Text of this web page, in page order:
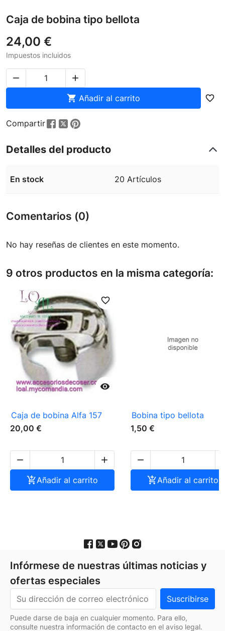
Caja de bobina tipo bellota
24,00 €
Impuestos incluidos


 Añadir al carrito favorite_border
Compartir
Detalles del producto
En stock 20 Artículos
Comentarios (0)
No hay reseñas de clientes en este momento.
9 otros productos en la misma categoría:

favorite_border
Caja de bobina Alfa 157
20,00 €


Añadir al carrito
Bobina tipo bellota
1,50 €

Añadir al carrito
Infórmese de nuestras últimas noticias y
ofertas especiales
Puede darse de baja en cualquier momento. Para ello,
consulte nuestra información de contacto en el aviso legal.